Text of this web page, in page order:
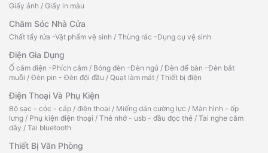
Giấy ảnh / Giấy in màu
Chăm Sóc Nhà Cửa
Chất tẩy rửa -Vật phẩm vệ sinh / Thùng rác -Dụng cụ vệ sinh
Điện Gia Dụng
Ổ cắm điện -Phích cắm / Bóng đèn -Đèn ngủ /Đèn để bàn -Đèn bắt
muỗi /Đèn pin - Đèn đội đầu / Quạt làm mát / Thiết bị điện
Điện Thoại Và Phụ Kiện
Bộ sạc - cóc - cáp / điện thoại / Miếng dán cường lực / Màn hình - ốp
lưng / Phụ kiện điện thoại / Thẻ nhớ - usb - đầu đọc thẻ / Tai nghe cắm
dây / Tai bluetooth
Thiết Bị Văn Phòng